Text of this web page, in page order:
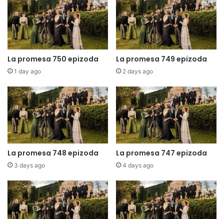
La promesa 750 epizoda
1 day ago
La promesa 749 epizoda
2 days ago
La promesa 748 epizoda
3 days ago
La promesa 747 epizoda
4 days ago